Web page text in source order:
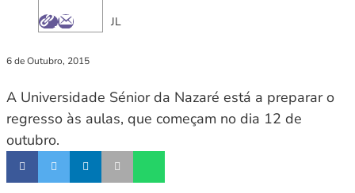
JL
6 de Outubro, 2015
A Universidade Sénior da Nazaré está a preparar o
regresso às aulas, que começam no dia 12 de
outubro.